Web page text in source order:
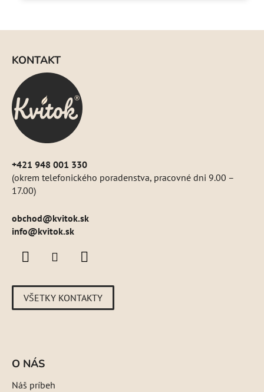
KONTAKT
+421 948 001 330
(okrem telefonického poradenstva, pracovné dni 9.00 –
17.00)
obchod@kvitok.sk
info@kvitok.sk
VŠETKY KONTAKTY
O NÁS
Náš príbeh